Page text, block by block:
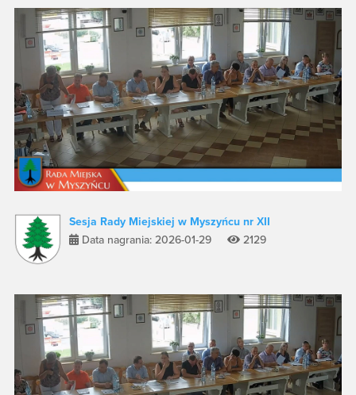
Sesja Rady Miejskiej w Myszyńcu nr XII
Data nagrania: 2026-01-29
2129